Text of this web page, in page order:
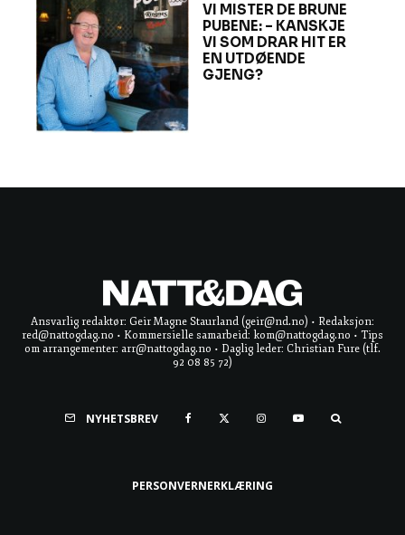
VI MISTER DE BRUNE
PUBENE: – KANSKJE
VI SOM DRAR HIT ER
EN UTDØENDE
GJENG?
Ansvarlig redaktør: Geir Magne Staurland (geir@nd.no) • Redaksjon:
red@nattogdag.no • Kommersielle samarbeid: kom@nattogdag.no • Tips
om arrangementer: arr@nattogdag.no • Daglig leder: Christian Fure (tlf.
92 08 85 72)
NYHETSBREV
PERSONVERNERKLÆRING